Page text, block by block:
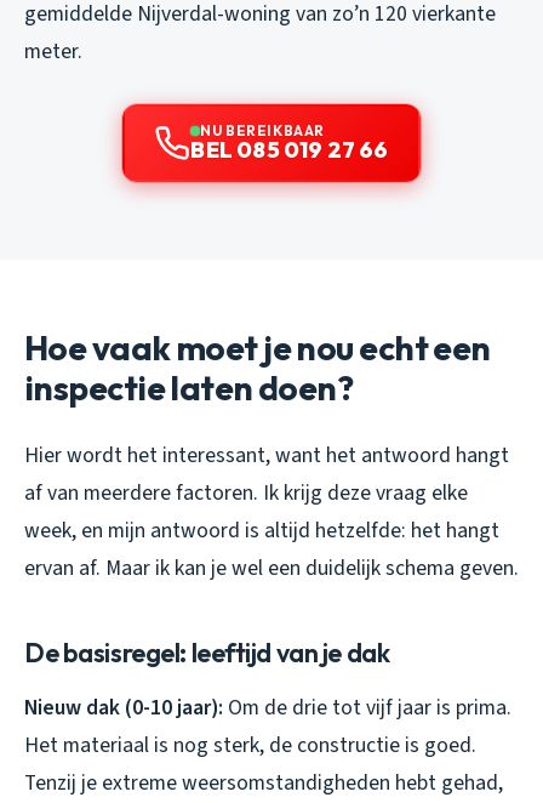
gemiddelde Nijverdal-woning van zo’n 120 vierkante
meter.
NU BEREIKBAAR
BEL 085 019 27 66
Hoe vaak moet je nou echt een
inspectie laten doen?
Hier wordt het interessant, want het antwoord hangt
af van meerdere factoren. Ik krijg deze vraag elke
week, en mijn antwoord is altijd hetzelfde: het hangt
ervan af. Maar ik kan je wel een duidelijk schema geven.
De basisregel: leeftijd van je dak
Nieuw dak (0-10 jaar): Om de drie tot vijf jaar is prima.
Het materiaal is nog sterk, de constructie is goed.
Tenzij je extreme weersomstandigheden hebt gehad,